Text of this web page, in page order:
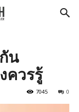
น
ควรรู้
0
7045